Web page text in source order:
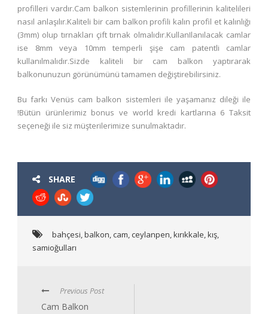
profilleri vardır.Cam balkon sistemlerinin profillerinin kalitelileri
nasıl anlaşılır.Kaliteli bir cam balkon profili kalın profil et kalınlığı
(3mm) olup tırnakları çift tırnak olmalıdır.KullanIlanılacak camlar
ise 8mm veya 10mm temperli şişe cam patentli camlar
kullanılmalıdır.Sizde kaliteli bir cam balkon yaptırarak
balkonunuzun görünümünü tamamen değiştirebilirsiniz.
Bu farkı Venüs cam balkon sistemleri ile yaşamanız dileği ile
!Bütün ürünlerimiz bonus ve world kredi kartlarına 6 Taksit
seçeneği ile siz müşterilerimize sunulmaktadır.
SHARE
bahçesi,balkon, cam, ceylanpen,kırıkkale,kış,
samioğulları
Previous Post
Cam Balkon